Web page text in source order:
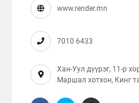
www.render.mn
7010 6433
Хан-Уул дүүрэг, 11-р
Маршал хотхон, Кинг